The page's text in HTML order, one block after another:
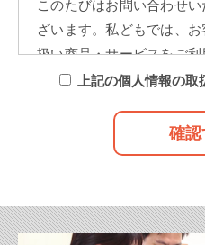
このたびはお問い合わせ
ざいます。私どもでは、
扱い商品・サービスをご
お客様からいただく個人
いただけますよう、よろし
弊社では、お客様の個人
使用致します。
上記の個人情報の